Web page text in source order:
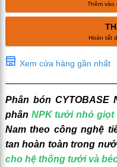
Thêm vào
Hoàn tất
Xem cửa hàng gần nhất
Phân bón CYTOBASE
phân NPK tưới nhỏ giọt
Nam theo công nghệ
tan hoàn toàn trong
cho hệ thống tưới và